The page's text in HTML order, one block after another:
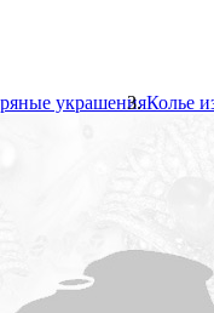
украшенияКолье